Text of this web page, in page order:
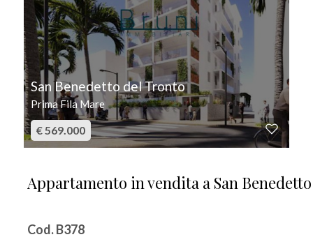
San Benedetto del Tronto
Prima Fila Mare
€ 569.000
Appartamento in vendita a San
Cod. B378